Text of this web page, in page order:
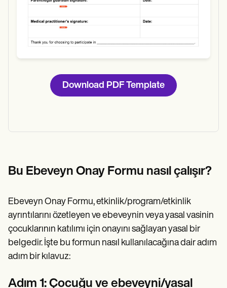
Download PDF Template
Bu Ebeveyn Onay Formu nasıl çalışır?
Ebeveyn Onay Formu, etkinlik/program/etkinlik
ayrıntılarını özetleyen ve ebeveynin veya yasal vasinin
çocuklarının katılımı için onayını sağlayan yasal bir
belgedir. İşte bu formun nasıl kullanılacağına dair adım
adım bir kılavuz:
Adım 1: Çocuğu ve ebeveyni/yasal